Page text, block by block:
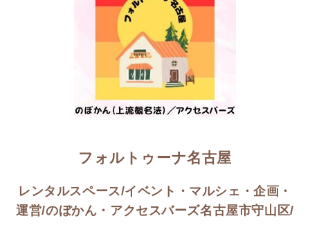
フォルトゥーナ名古屋
レンタルスペース/イベント・マルシェ・企画・
運営/のぼかん・アクセスバーズ名古屋市守山区/